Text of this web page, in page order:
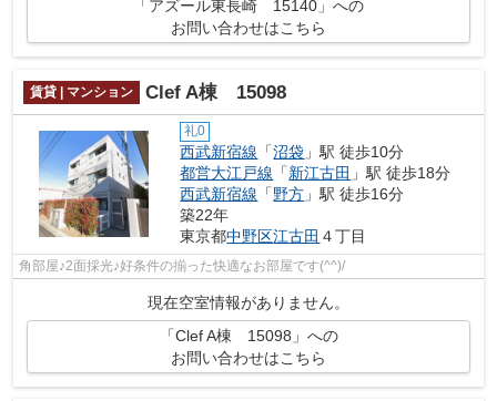
「アズール東長崎 15140」への
お問い合わせはこちら
賃貸 | マンション Clef A棟 15098
礼0
西武新宿線 「沼袋 」駅 徒歩10分
都営大江戸線 「新江古田 」駅 徒歩18分
西武新宿線 「野方 」駅 徒歩16分
築22年
東京都中野区江古田 ４丁目
角部屋♪2面採光♪好条件の揃った快適なお部屋です(^^)/
現在空室情報がありません。
「Clef A棟 15098」への
お問い合わせはこちら